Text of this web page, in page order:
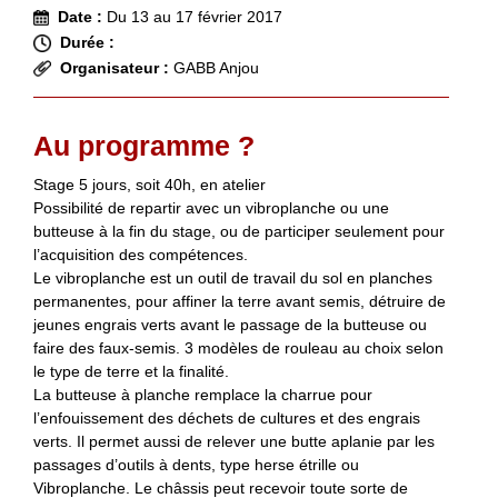
Date : Du 13 au 17 février 2017
Durée :
Organisateur : GABB Anjou
Au programme ?
Stage 5 jours, soit 40h, en atelier
Possibilité de repartir avec un vibroplanche ou une
butteuse à la fin du stage, ou de participer seulement pour
l’acquisition des compétences.
Le vibroplanche est un outil de travail du sol en planches
permanentes, pour affiner la terre avant semis, détruire de
jeunes engrais verts avant le passage de la butteuse ou
faire des faux-semis. 3 modèles de rouleau au choix selon
le type de terre et la finalité.
La butteuse à planche remplace la charrue pour
l’enfouissement des déchets de cultures et des engrais
verts. Il permet aussi de relever une butte aplanie par les
passages d’outils à dents, type herse étrille ou
Vibroplanche. Le châssis peut recevoir toute sorte de